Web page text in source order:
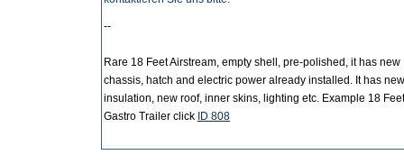
--
Rare 18 Feet Airstream, empty shell, pre-polished, it has new
chassis, hatch and electric power already installed. It has new
insulation, new roof, inner skins, lighting etc. Example 18 Feet
Gastro Trailer click ID 808